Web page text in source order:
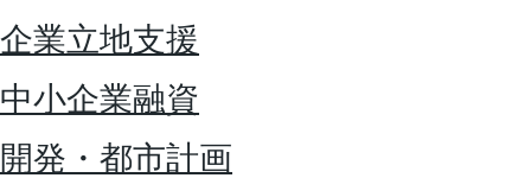
企業立地支援
中小企業融資
開発・都市計画